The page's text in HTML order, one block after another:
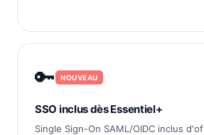
🔑 NOUVEAU
SSO inclus dès Essentiel+
Single Sign-On SAML/OIDC inclus